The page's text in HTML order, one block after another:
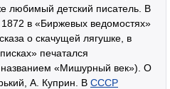
любимый детский писатель. В
в «Биржевых ведомостях»
о скачущей лягушке, в
печатался
«Мишурный век»). О
А. Куприн. В СССР